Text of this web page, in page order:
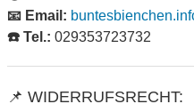
📧 Email:
☎️ Tel.: 029353723732
📌 WIDERRUFSRECHT: